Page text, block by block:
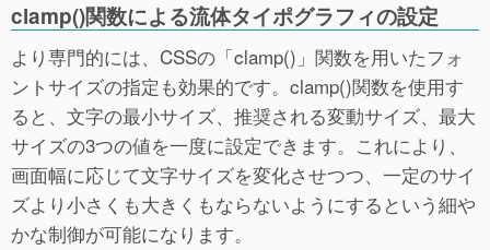
clamp()関数による流体タイポグラフィの設定
より専門的には、CSSの「clamp()」関数を用いたフォ
ントサイズの指定も効果的です。clamp()関数を使用す
ると、文字の最小サイズ、推奨される変動サイズ、最大
サイズの3つの値を一度に設定できます。これにより、
画面幅に応じて文字サイズを変化させつつ、一定のサイ
ズより小さくも大きくもならないようにするという細や
かな制御が可能になります。